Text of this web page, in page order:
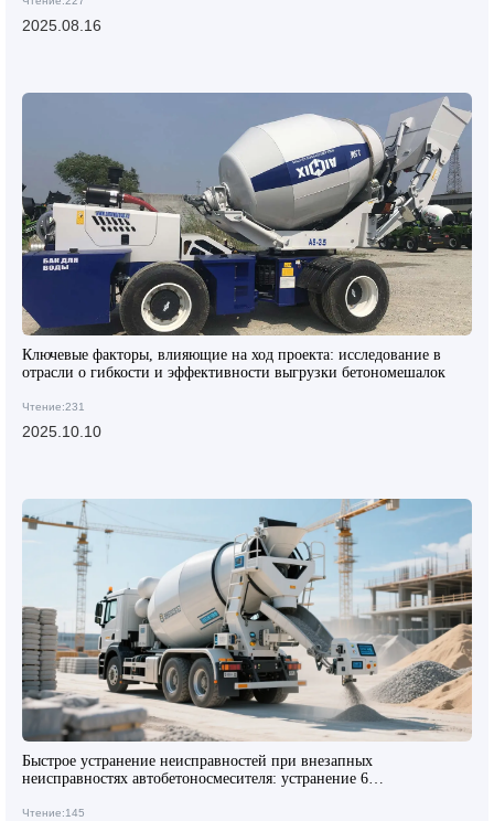
2025.08.16
Ключевые факторы, влияющие на ход проекта: исследование в
отрасли о гибкости и эффективности выгрузки бетономешалок
Чтение:231
2025.10.10
Быстрое устранение неисправностей при внезапных
неисправностях автобетоносмесителя: устранение 6
Чтение:145